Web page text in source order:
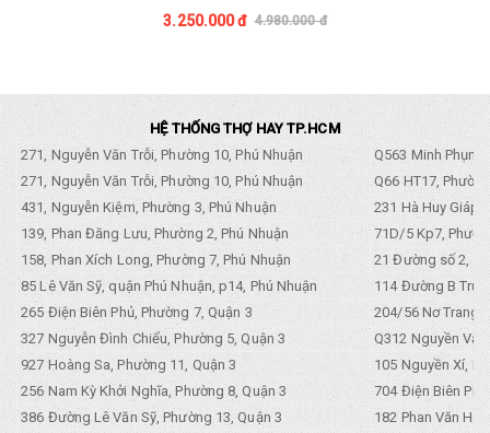
3.250.000 đ 4.980.000 đ
HỆ THỐNG THỢ HAY TP.HCM
271, Nguyễn Văn Trỗi, Phường 10, Phú Nhuận
Q563 Minh
271, Nguyễn Văn Trỗi, Phường 10, Phú Nhuận
Q66 HT17,
431, Nguyễn Kiệm, Phường 3, Phú Nhuận
231 Hà Huy Giáp,
139, Phan Đăng Lưu, Phường 2, Phú Nhuận
71D/5 Kp7,
158, Phan Xích Long, Phường 7, Phú Nhuận
21 Đường số 2,
85 Lê Văn Sỹ, quận Phú Nhuận, p14, Phú Nhuận
114 Đường B
265 Điện Biên Phủ, Phường 7, Quận 3
204/56 Nơ Trang
327 Nguyễn Đình Chiểu, Phường 5, Quận 3
Q312 Nguyền
927 Hoàng Sa, Phường 11, Quận 3
105 Nguyền Xí,
256 Nam Kỳ Khởi Nghĩa, Phường 8, Quận 3
704 Điện Biên
386 Đường Lê Văn Sỹ, Phường 13, Quận 3
182 Phan Văn